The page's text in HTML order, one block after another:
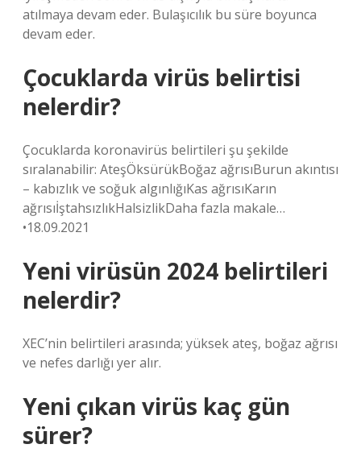
atılmaya devam eder. Bulaşıcılık bu süre boyunca
devam eder.
Çocuklarda virüs belirtisi
nelerdir?
Çocuklarda koronavirüs belirtileri şu şekilde
sıralanabilir: AteşÖksürükBoğaz ağrısıBurun akıntısı
– kabızlık ve soğuk algınlığıKas ağrısıKarın
ağrısıİştahsızlıkHalsizlikDaha fazla makale…
•18.09.2021
Yeni virüsün 2024 belirtileri
nelerdir?
XEC’nin belirtileri arasında; yüksek ateş, boğaz ağrısı
ve nefes darlığı yer alır.
Yeni çıkan virüs kaç gün
sürer?